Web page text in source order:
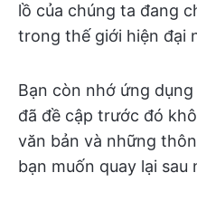
lồ của chúng ta đang
trong thế giới hiện đại
Bạn còn nhớ ứng
đã đề cập trước đó
văn bản và những
bạn muốn quay lại sau